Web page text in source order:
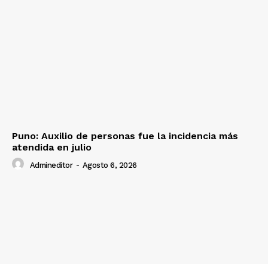
Puno: Auxilio de personas fue la incidencia más
atendida en julio
Admineditor - Agosto 6, 2026